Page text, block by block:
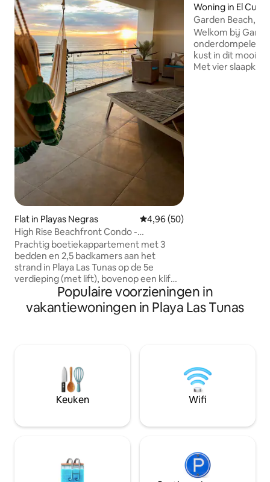
Flat in Playas Negras Gemiddelde beoordeling van
4,96 (50)
High Rise Beachfront Condo -
Verblijf@Valentino-
Prachtig boetiekappartement met 3
bedden en 2,5 badkamers aan het
strand in Playa Las Tunas op de 5e
verdieping (met lift), bovenop een klif
met adembenemende Golf van Fonseca
en uitzicht op het strand. Ruim terras
met een prachtig uitzicht op de
overloopzwembad, beveiligde
parkeergelegenheid en een omheinde
ingang. Perfect gelegen voor sereen
stranduitje. Gelegen in de buurt van
eilanden en vele restaurants.
Woning in El Cuco
Garden Beach, El
Welkom bij Garden
onderdompelen
kust in dit mooie
Met vier
Populaire voorzieningen in
vakantiewoningen in Playa Las Tunas
Keuken Wifi